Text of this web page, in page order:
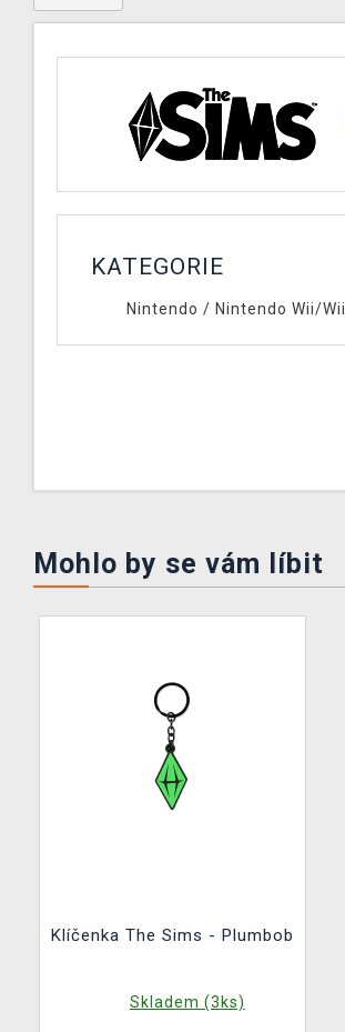
KATEGORIE
Nintendo / Nintendo Wii/
Mohlo by se vám líbit
Klíčenka The Sims - Plumbob
Skladem (3ks)